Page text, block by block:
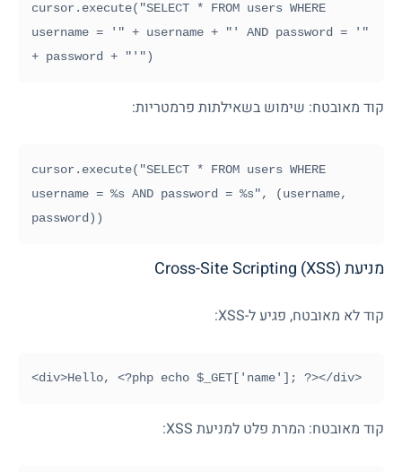
cursor.execute("SELECT * FROM users WHERE
username = '" + username + "' AND password = '"
+ password + "'")
קוד מאובטח: שימוש בשאילתות פרמטריות:
cursor.execute("SELECT * FROM users WHERE
username = %s AND password = %s", (username,
password))
מניעת Cross-Site Scripting (XSS)
קוד לא מאובטח, פגיע ל-XSS
:
קוד מאובטח: המרת פלט למניעת XSS
: